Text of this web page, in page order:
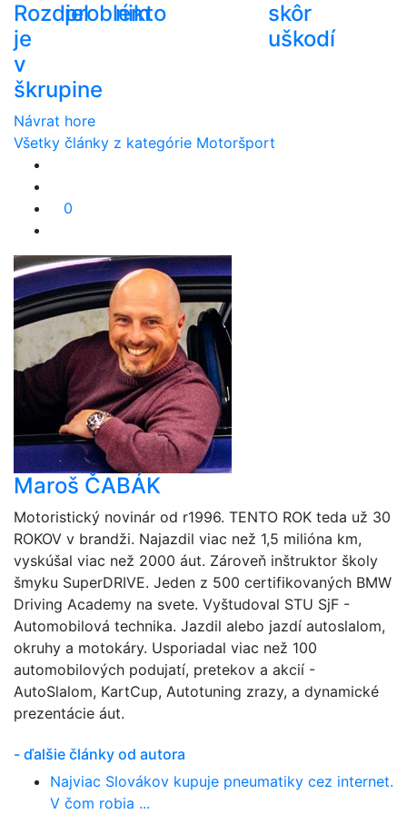
Rozdiel
je
v
škrupine
problém
nikto
skôr
uškodí
Návrat hore
Všetky články z kategórie Motoršport
0
Maroš ČABÁK
Motoristický novinár od r1996. TENTO ROK teda už 30
ROKOV v brandži. Najazdil viac než 1,5 milióna km,
vyskúšal viac než 2000 áut. Zároveň inštruktor školy
šmyku SuperDRIVE. Jeden z 500 certifikovaných BMW
Driving Academy na svete. Vyštudoval STU SjF -
Automobilová technika. Jazdil alebo jazdí autoslalom,
okruhy a motokáry. Usporiadal viac než 100
automobilových podujatí, pretekov a akcií -
AutoSlalom, KartCup, Autotuning zrazy, a dynamické
prezentácie áut.
- ďalšie články od autora
Najviac Slovákov kupuje pneumatiky cez internet.
V čom robia ...